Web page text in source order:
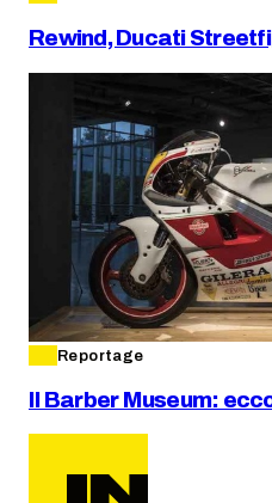
Rewind, Ducati
Reportage
Il Barber Museum: